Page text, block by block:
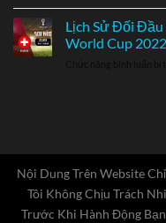
Lịch Sử Đối Đầu
World Cup 2022
Nội Dung Trên Website
Tôi Không Chịu Trách
Trước Khi Hành Động